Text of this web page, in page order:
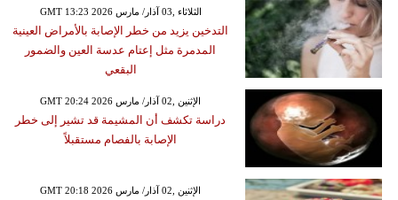
GMT 13:23 2026 الثلاثاء ,03 آذار/ مارس
التدخين يزيد من خطر الإصابة بالأمراض العينية
المدمرة مثل إعتام عدسة العين والضمور
البقعي
GMT 20:24 2026 الإثنين ,02 آذار/ مارس
دراسة تكشف أن المشيمة قد تشير إلى خطر
الإصابة بالفصام مستقبلاً
GMT 20:18 2026 الإثنين ,02 آذار/ مارس